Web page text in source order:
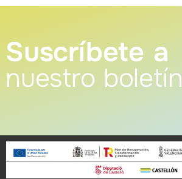
Suscríbete a
nuestro boletín